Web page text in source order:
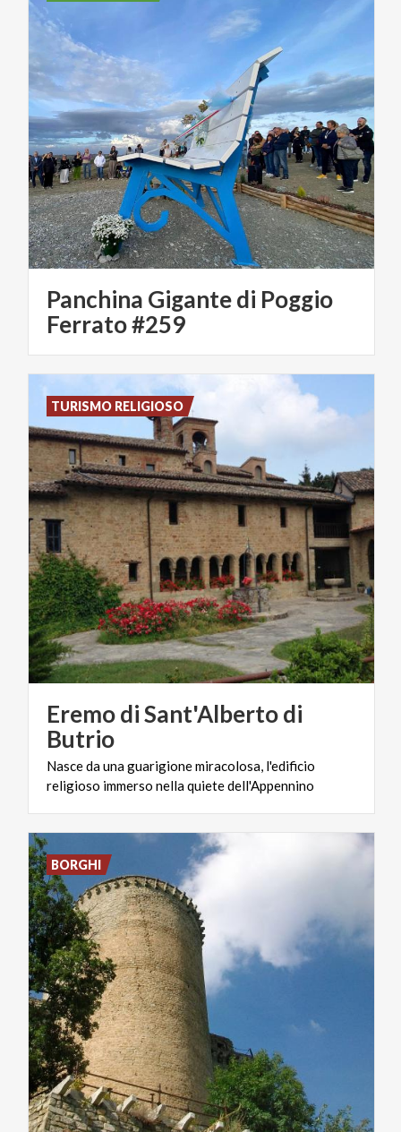
Panchina Gigante di Poggio
Ferrato #259
Eremo di Sant'Alberto di
Butrio
Nascedaunaguarigionemiracolosa, l'edificio
religioso immerso nellaquietedell'Appennino
TURISMO RELIGIOSO
BORGHI